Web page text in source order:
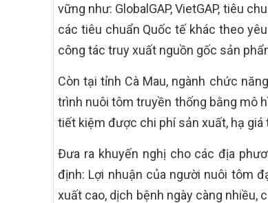
vững như: GlobalGAP, VietGAP, tiêu
các tiêu chuẩn Quốc tế khác theo
công tác truy xuất nguồn gốc sản
Còn tại tỉnh Cà Mau, ngành chức
trình nuôi tôm truyền thống bằng mô
tiết kiệm được chi phí sản xuất, hạ giá
Đưa ra khuyến nghị cho các địa
định: Lợi nhuận của người nuôi tôm
xuất cao, dịch bệnh ngày càng nhiều,